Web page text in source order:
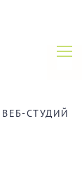
СТУДИЙ